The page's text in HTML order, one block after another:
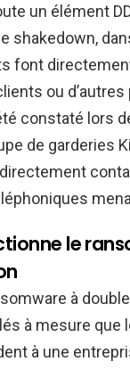
un élément
shakedown,
font
ou d’autres
constaté lors
de garderies
le
à
à mesure que
à une